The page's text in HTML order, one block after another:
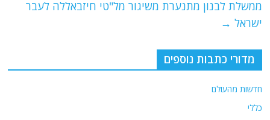
k
ממשלת לבנון מתנערת משיגור מל"טי חיזבאללה לעבר
ישראל →
מדורי כתבות נוספים
חדשות מהעולם
כללי